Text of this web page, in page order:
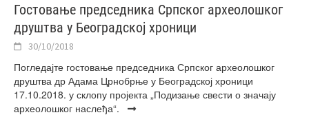
Гостовање председника Српског археолошког
друштва у Београдској хроници
30/10/2018
Погледајте гостовање председника Српског археолошког
друштва др Адама Црнобрње у Београдској хроници
17.10.2018. у склопу пројекта „Подизање свести о значају
археолошког наслеђа“.